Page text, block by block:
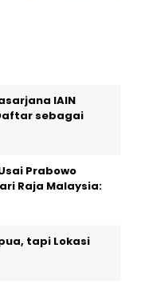
IAIN
sebagai
Prabowo
Raja Malaysia:
tapi Lokasi